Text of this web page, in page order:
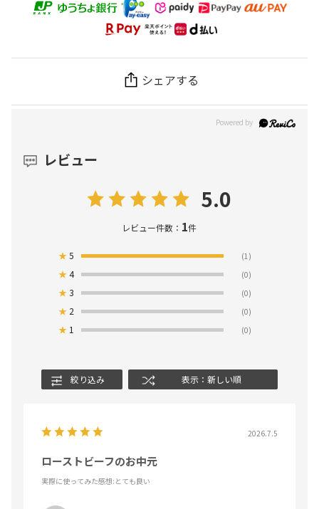
シェアする
レビュー
5.0
レビュー件数： 1件
★5 (1)
★4 (0)
★3 (0)
★ 2 (0)
★ 1 (0)
絞り込み 表示：新しい順
2026.7.5
ローストビーフのお中元
実際に使ってみた感想:とても良い